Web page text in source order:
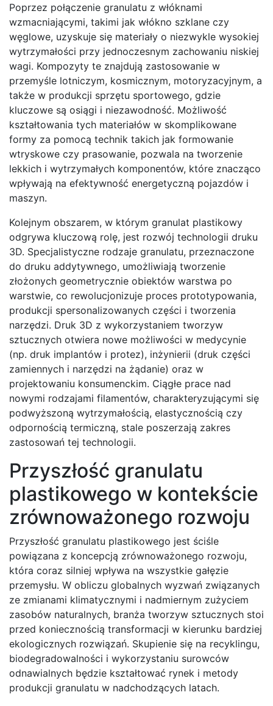
Poprzez połączenie granulatu z włóknami
wzmacniającymi, takimi jak włókno szklane czy
węglowe, uzyskuje się materiały o niezwykle wysokiej
wytrzymałości przy jednoczesnym zachowaniu niskiej
wagi. Kompozyty te znajdują zastosowanie w
przemyśle lotniczym, kosmicznym, motoryzacyjnym, a
także w produkcji sprzętu sportowego, gdzie
kluczowe są osiągi i niezawodność. Możliwość
kształtowania tych materiałów w skomplikowane
formy za pomocą technik takich jak formowanie
wtryskowe czy prasowanie, pozwala na tworzenie
lekkich i wytrzymałych komponentów, które znacząco
wpływają na efektywność energetyczną pojazdów i
maszyn.
Kolejnym obszarem, w którym granulat plastikowy
odgrywa kluczową rolę, jest rozwój technologii druku
3D. Specjalistyczne rodzaje granulatu, przeznaczone
do druku addytywnego, umożliwiają tworzenie
złożonych geometrycznie obiektów warstwa po
warstwie, co rewolucjonizuje proces prototypowania,
produkcji spersonalizowanych części i tworzenia
narzędzi. Druk 3D z wykorzystaniem tworzyw
sztucznych otwiera nowe możliwości w medycynie
(np. druk implantów i protez), inżynierii (druk części
zamiennych i narzędzi na żądanie) oraz w
projektowaniu konsumenckim. Ciągłe prace nad
nowymi rodzajami filamentów, charakteryzującymi się
podwyższoną wytrzymałością, elastycznością czy
odpornością termiczną, stale poszerzają zakres
zastosowań tej technologii.
Przyszłość granulatu
plastikowego w kontekście
zrównoważonego rozwoju
Przyszłość granulatu plastikowego jest ściśle
powiązana z koncepcją zrównoważonego rozwoju,
która coraz silniej wpływa na wszystkie gałęzie
przemysłu. W obliczu globalnych wyzwań związanych
ze zmianami klimatycznymi i nadmiernym zużyciem
zasobów naturalnych, branża tworzyw sztucznych stoi
przed koniecznością transformacji w kierunku bardziej
ekologicznych rozwiązań. Skupienie się na recyklingu,
biodegradowalności i wykorzystaniu surowców
odnawialnych będzie kształtować rynek i metody
produkcji granulatu w nadchodzących latach.